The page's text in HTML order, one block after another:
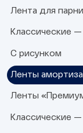
Лента для
Классические
С рисунком
Ленты
Ленты
Классические